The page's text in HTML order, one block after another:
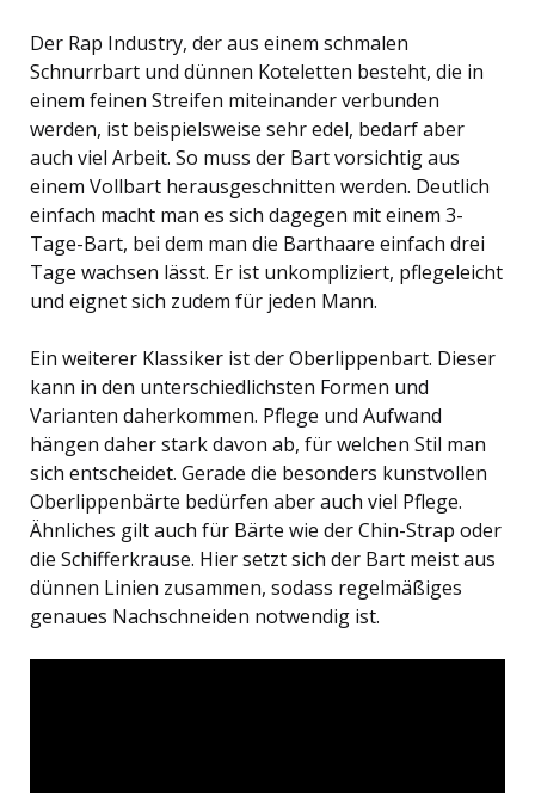
Der Rap Industry, der aus einem schmalen
Schnurrbart und dünnen Koteletten besteht, die in
einem feinen Streifen miteinander verbunden
werden, ist beispielsweise sehr edel, bedarf aber
auch viel Arbeit. So muss der Bart vorsichtig aus
einem Vollbart herausgeschnitten werden. Deutlich
einfach macht man es sich dagegen mit einem 3-
Tage-Bart, bei dem man die Barthaare einfach drei
Tage wachsen lässt. Er ist unkompliziert, pflegeleicht
und eignet sich zudem für jeden Mann.
Ein weiterer Klassiker ist der Oberlippenbart. Dieser
kann in den unterschiedlichsten Formen und
Varianten daherkommen. Pflege und Aufwand
hängen daher stark davon ab, für welchen Stil man
sich entscheidet. Gerade die besonders kunstvollen
Oberlippenbärte bedürfen aber auch viel Pflege.
Ähnliches gilt auch für Bärte wie der Chin-Strap oder
die Schifferkrause. Hier setzt sich der Bart meist aus
dünnen Linien zusammen, sodass regelmäßiges
genaues Nachschneiden notwendig ist.